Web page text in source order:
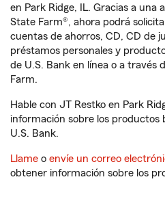
en Park Ridge, IL. Gracias a una
State Farm®, ahora podrá
cuentas de ahorros, CD, CD de
préstamos personales y
de U.S. Bank en línea o a través
Farm.
Hable con JT Restko en Park
información sobre los productos
U.S. Bank.
Llame o envíe un correo
obtener información sobre los